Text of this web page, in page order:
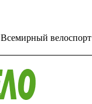
Всемирный велоспорт